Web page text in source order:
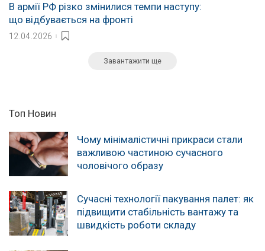
В армії РФ різко змінилися темпи наступу:
що відбувається на фронті
12.04.2026
Завантажити ще
Топ Новин
Чому мінімалістичні прикраси стали
важливою частиною сучасного
чоловічого образу
Сучасні технології пакування палет: як
підвищити стабільність вантажу та
швидкість роботи складу